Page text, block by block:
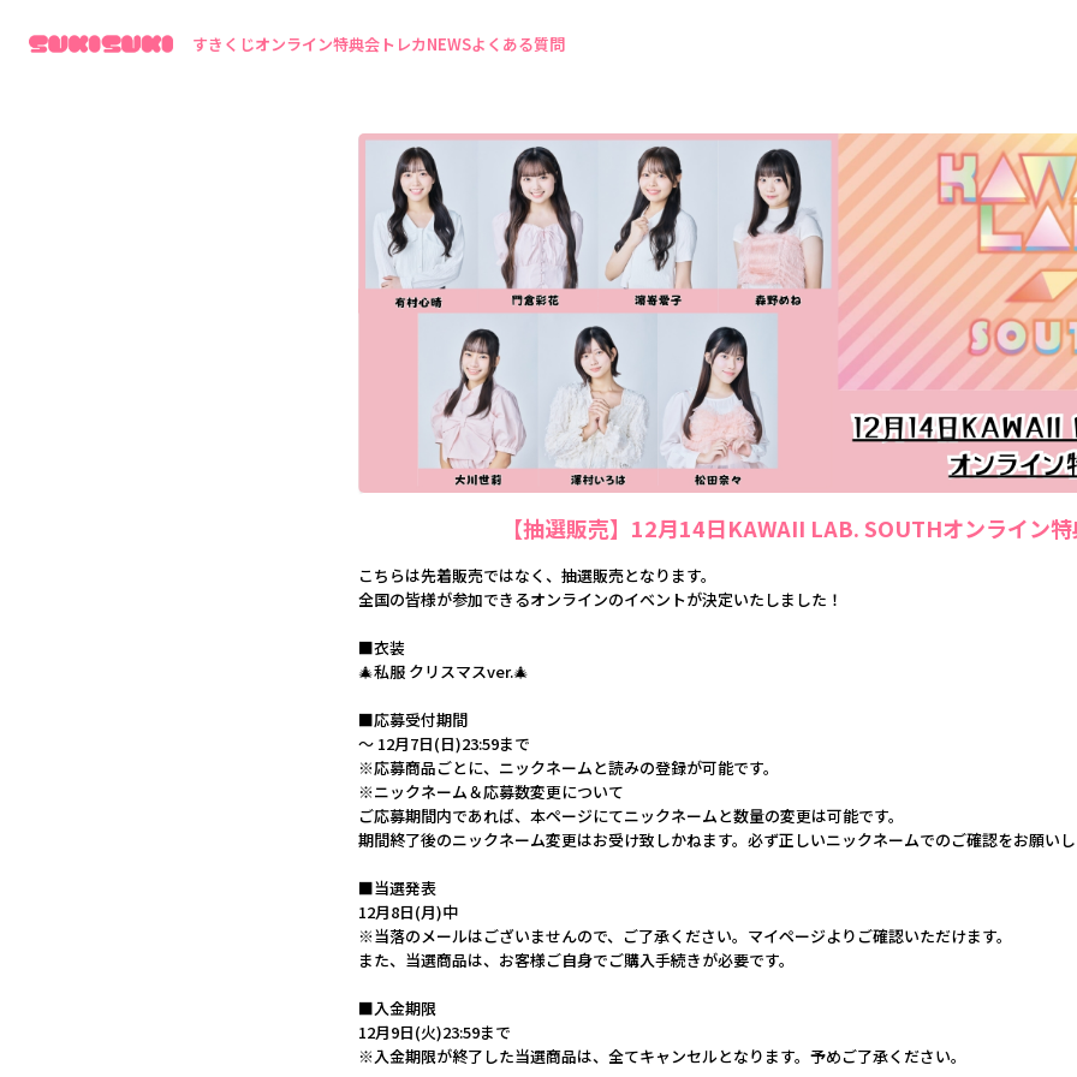
すきくじオンライン特典会 トレカNEWSよくある質問
【抽選販売】12月14日KAWAII LAB. SOUTHオンライン
こちらは先着販売ではなく、抽選販売となります。
全国の皆様が参加できるオンラインのイベントが決定いたしました！
■衣装
🎄私服 クリスマスver.🎄
■応募受付期間
～ 12月7日(日)23:59まで
※応募商品ごとに、ニックネームと読みの登録が可能です。
※ニックネーム＆応募数変更について
ご応募期間内であれば、本ページにてニックネームと数量の変更は可能です。
期間終了後のニックネーム変更はお受け致しかねます。必ず正しいニックネームでのご確認をお願い
■当選発表
12月8日(月)中
※当落のメールはございませんので、ご了承ください。マイページよりご確認いただけます。
また、当選商品は、お客様ご自身でご購入手続きが必要です。
■入金期限
12月9日(火)23:59まで
※入金期限が終了した当選商品は、全てキャンセルとなります。予めご了承ください。